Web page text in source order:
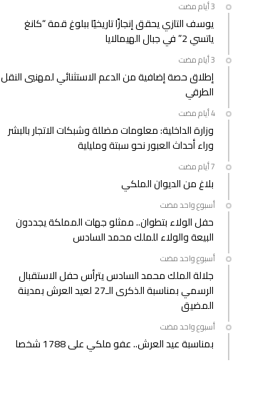
مغلقة
يوسف التازي يحقق إنجازًا تاريخيًا ببلوغ قمة “كانغ
ياتسي 2” في جبال الهيمالايا
إطلاق حصة إضافية من الدعم الاستثنائي لمهنيي النقل
الطرقي
‫‫‫‏‫4 أيام مضت‬
وزارة الداخلية: معلومات مضللة وشبكات الاتجار بالبشر
وراء أحداث العبور نحو سبتة ومليلية
بلاغ من الديوان الملكي
‫‫‫‏‫أسبوع واحد مضت‬
حفل الولاء بتطوان.. ممثلو جهات المملكة يجددون
البيعة والولاء للملك محمد السادس
‫‫‫‏‫أسبوع واحد مضت‬
جلالة الملك محمد السادس يترأس حفل الاستقبال
الرسمي بمناسبة الذكرى الـ27 لعيد العرش بمدينة
المضيق
‫‫‫‏‫أسبوع واحد مضت‬
بمناسبة عيد العرش.. عفو ملكي على 1788 شخصا